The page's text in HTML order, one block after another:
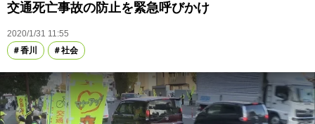
交通死亡事故の防止を緊急呼びかけ
2020/1/31 11:55
香川
社会